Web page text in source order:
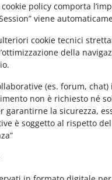
policy comporta
viene
cookie tecnici
della
(es. forum,
non è richiesto né
garantirne la sicurezza,
è soggetto al rispetto